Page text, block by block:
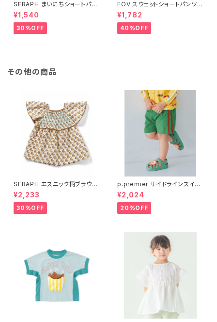
SERAPH まいにちショートパン
ツ S223036
¥1,540
30%OFF
FOV スウェットショートパンツ 6
05202
¥1,782
40%OFF
その他の商品
SERAPH エスニック柄ブラウ
ス S209036
¥2,233
30%OFF
p.premier サイドラインスイム
パンツ P276036
¥2,024
20%OFF